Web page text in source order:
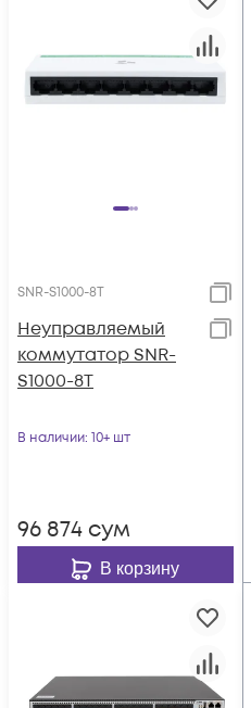
SNR-S1000-8T
Неуправляемый
коммутатор SNR-
S1000-8T
В наличии: 10+ шт
96 874 сум
В корзину